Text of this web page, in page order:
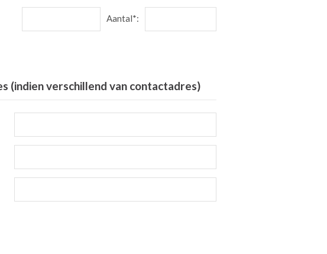
Aantal*:
(indien verschillend van contactadres)